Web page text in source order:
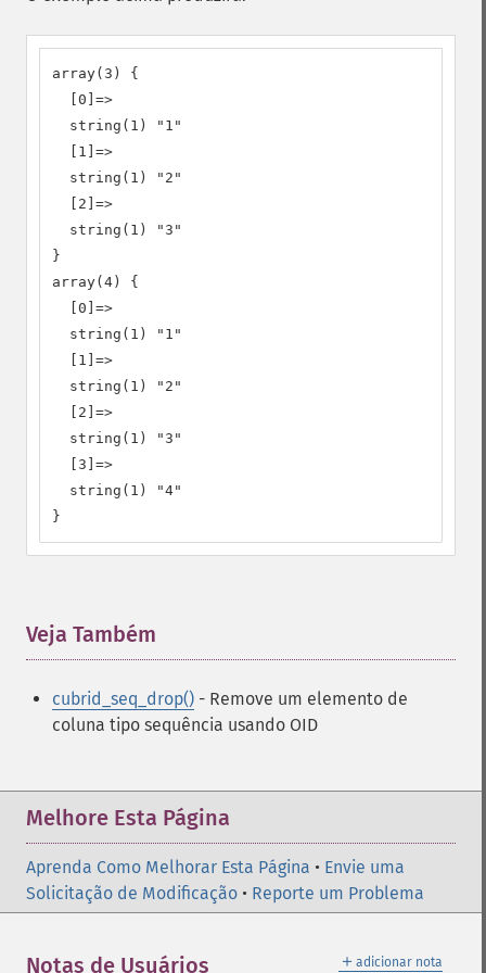
array(3) {
  [0]=>
  string(1) "1"
  [1]=>
  string(1) "2"
  [2]=>
  string(1) "3"
}
array(4) {
  [0]=>
  string(1) "1"
  [1]=>
  string(1) "2"
  [2]=>
  string(1) "3"
  [3]=>
  string(1) "4"
}
Veja Também
cubrid_seq_drop() - Remove um elemento de
coluna tipo sequência usando OID
Melhore Esta Página
Aprenda Como Melhorar Esta Página • Envie uma
Solicitação de Modificação • Reporte um Problema
＋ adicionar nota
Notas de Usuários